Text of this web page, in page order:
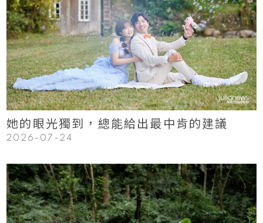
123
Read More
她的眼光獨到，總能給出最中肯的建議
2026-07-24